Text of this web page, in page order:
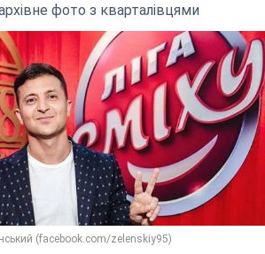
фото з кварталівцями
(facebook.com/zelenskiy95)